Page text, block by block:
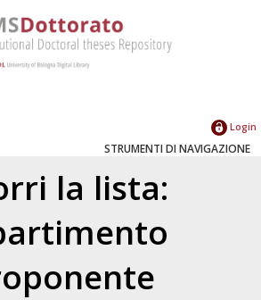
Login
STRUMENTI DI NAVIGAZIONE
la lista: